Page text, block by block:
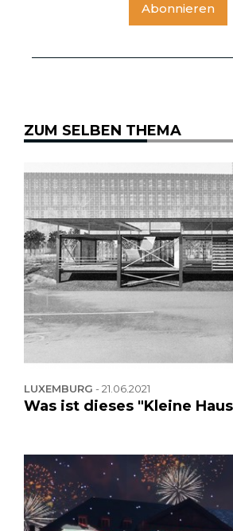
Abonnieren
ZUM SELBEN THEMA
LUXEMBURG -21.06.2021
Was ist dieses "Kleine